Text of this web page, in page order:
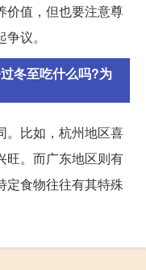
价值，但也要注意尊
议。
冬至吃什么吗?为
。比如，杭州地区喜
旺。而广东地区则有
定食物往往有其特殊